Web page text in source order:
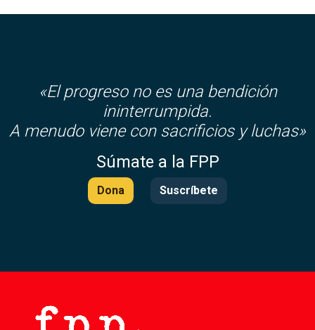
«El progreso no es una bendición
ininterrumpida.
A menudo viene con sacrificios y luchas»
Súmate a la FPP
Dona Suscríbete